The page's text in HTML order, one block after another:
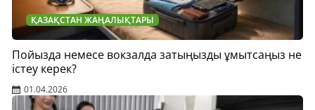
ҚАЗАҚСТАН ЖАҢАЛЫҚТАРЫ
Пойызда немесе вокзалда затыңызды ұмытсаңыз не
істеу керек?
01.04.2026